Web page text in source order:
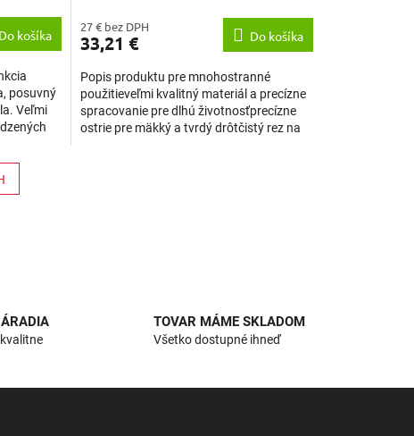
Do košíka
posuvný
Veľmi
27 € bez DPH
33,21 € Do košíka
Popis produktu pre mnohostranné
použitieveľmi kvalitný materiál a precízne
spracovanie pre dlhú životnosťprecízne
ostrie pre mäkký a tvrdý drôtčistý rez na
TOVAR MÁME SKLADOM
Všetko dostupné ihneď